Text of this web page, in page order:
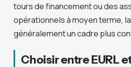
tours de financement ou des
opérationnels à moyen terme,
généralement un cadre plus
Choisir entre EURL